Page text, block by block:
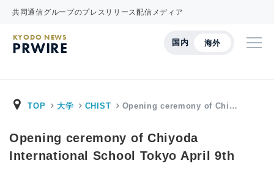
共同通信グループのプレスリリース配信メディア
国内 海外
KYODO NEWS
PRWIRE
TOP 大学 CHIST Opening ceremony of Chi…
Opening ceremony of Chiyoda
International School Tokyo April 9th